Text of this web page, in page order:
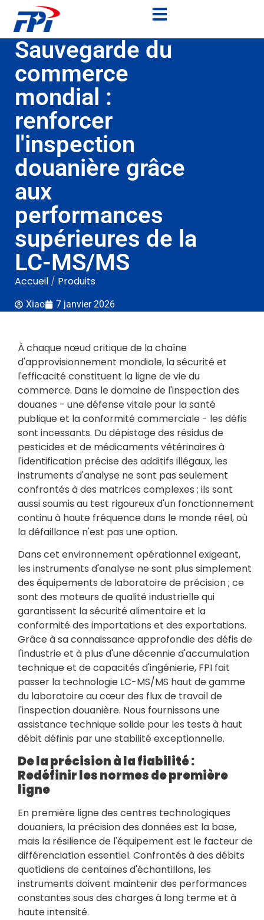
Sauvegarde du
commerce
mondial :
renforcer
l'inspection
douanière grâce
aux
performances
supérieures de la
LC-MS/MS
Accueil / Produits
Xiao 7 janvier 2026
À chaque nœud critique de la chaîne
d'approvisionnement mondiale, la sécurité et
l'efficacité constituent la ligne de vie du
commerce. Dans le domaine de l'inspection des
douanes - une défense vitale pour la santé
publique et la conformité commerciale - les défis
sont incessants. Du dépistage des résidus de
pesticides et de médicaments vétérinaires à
l'identification précise des additifs illégaux, les
instruments d'analyse ne sont pas seulement
confrontés à des matrices complexes ; ils sont
aussi soumis au test rigoureux d'un fonctionnement
continu à haute fréquence dans le monde réel, où
la défaillance n'est pas une option.
Dans cet environnement opérationnel exigeant,
les instruments d'analyse ne sont plus simplement
des équipements de laboratoire de précision ; ce
sont des moteurs de qualité industrielle qui
garantissent la sécurité alimentaire et la
conformité des importations et des exportations.
Grâce à sa connaissance approfondie des défis de
l'industrie et à plus d'une décennie d'accumulation
technique et de capacités d'ingénierie, FPI fait
passer la technologie LC-MS/MS haut de gamme
du laboratoire au cœur des flux de travail de
l'inspection douanière. Nous fournissons une
assistance technique solide pour les tests à haut
débit définis par une stabilité exceptionnelle.
De la précision à la fiabilité :
Redéfinir les normes de première
ligne
En première ligne des centres technologiques
douaniers, la précision des données est la base,
mais la résilience de l'équipement est le facteur de
différenciation essentiel. Confrontés à des débits
quotidiens de centaines d'échantillons, les
instruments doivent maintenir des performances
constantes sous des charges à long terme et à
haute intensité.